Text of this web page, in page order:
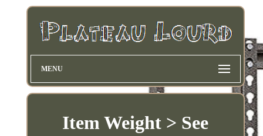
MENU
Item Weight > See